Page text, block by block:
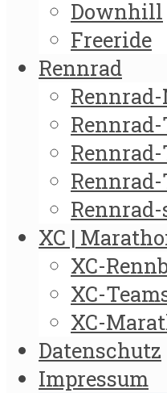
Downhill
Freeride
Rennrad
XC |
XC-
XC-
XC-
Datenschutz
Impressum